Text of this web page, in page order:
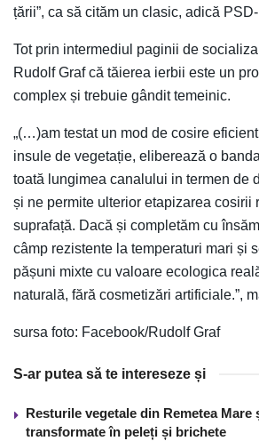
țării”, ca să cităm un clasic, adică
Tot prin intermediul paginii de
Rudolf Graf că tăierea ierbii este un
complex și trebuie gândit temeinic.
„(…)am testat un mod de cosire
insule de vegetație, eliberează o
toată lungimea canalului in termen de
și ne permite ulterior etapizarea cosirii
suprafață. Dacă și completăm cu
câmp rezistente la temperaturi mari și
pășuni mixte cu valoare ecologica
naturală, fără cosmetizări artificiale.”,
sursa foto: Facebook/Rudolf Graf
S-ar putea să te intereseze și
Resturile vegetale din Remetea Mare
transformate în peleți și brichete